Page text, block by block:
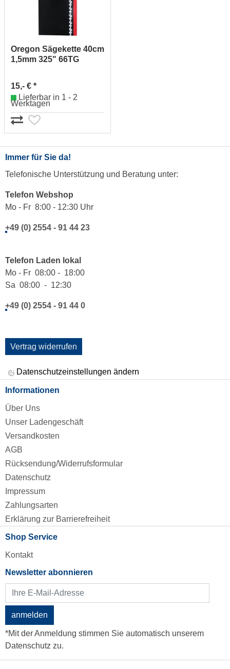
Oregon Sägekette 40cm
1,5mm 325" 66TG
15,- € *
Lieferbar in 1 - 2
Werktagen
Immer für Sie da!
Telefonische Unterstützung und Beratung unter:
Telefon Webshop
Mo - Fr 8:00 - 12:30 Uhr
+49 (0) 2554 - 91 44 23
Telefon Laden lokal
Mo - Fr 08:00 - 18:00
Sa 08:00 - 12:30
+49 (0) 2554 - 91 44 0
Vertrag widerrufen
Datenschutzeinstellungen ändern
Informationen
Über Uns
Unser Ladengeschäft
Versandkosten
AGB
Rücksendung/Widerrufsformular
Datenschutz
Impressum
Zahlungsarten
Erklärung zur Barrierefreiheit
Shop Service
Kontakt
Newsletter abonnieren
anmelden
*Mit der Anmeldung stimmen Sie automatisch unserem
Datenschutz zu.